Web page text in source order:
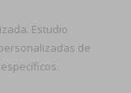
Estudio
de